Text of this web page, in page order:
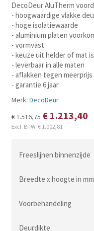
DecoDeur AluTherm
- hoogwaardige vlakke
- hoge isolatiewaarde
- aluminium platen
- vormvast
- keuze uit helder of mat
- leverbaar in alle maten
- aflakken tegen
- garantie 6 jaar
Merk: DecoDeur
€ 1.516,75 € 1.213,40
Excl. BTW: € 1.002,81
Freeslijnen binnenzijde
Breedte x hoogte in mm
Voorbehandeling
Deurdikte